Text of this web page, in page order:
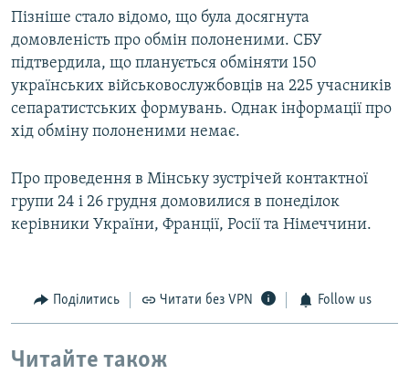
Пізніше стало відомо, що була досягнута
домовленість про обмін полоненими. СБУ
підтвердила, що планується обміняти 150
українських військовослужбовців на 225 учасників
сепаратистських формувань. Однак інформації про
хід обміну полоненими немає.
Про проведення в Мінську зустрічей контактної
групи 24 і 26 грудня домовилися в понеділок
керівники України, Франції, Росії та Німеччини.
Поділитись Читати без VPN Follow us
Читайте також